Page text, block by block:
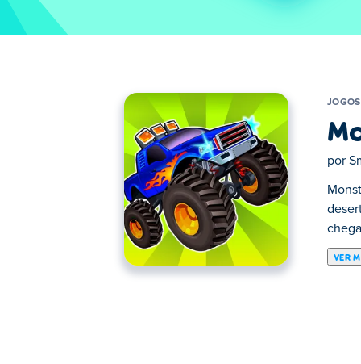
JOGOS
por
VER
Monsters 'Wheels Special é um jogo de